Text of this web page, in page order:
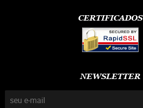
CERTIFICADOS
NEWSLETTER